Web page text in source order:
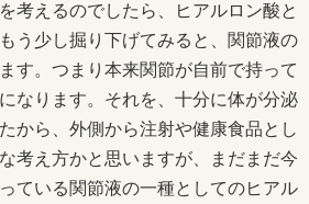
考えるのでしたら、ヒアルロン酸と
う少し掘り下げてみると、関節液の
す。つまり本来関節が自前で持って
なります。それを、十分に体が分泌
から、外側から注射や健康食品とし
考え方かと思いますが、まだまだ今
ている関節液の一種としてのヒアル